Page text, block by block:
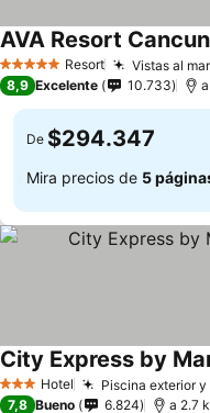
5 Estrellas Resort Vistas al
AVA Resort Cancun
8,9 Excelente 10.733
De $294.347
Mira precios de 5
3 Estrellas
Hotel Piscina exterior
City Express by
7,8 Bueno 6.824 a 2.7